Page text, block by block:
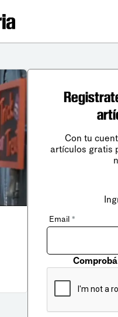
Con tu
artículos gratis
Email *